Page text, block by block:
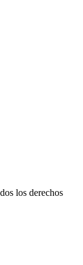
los derechos